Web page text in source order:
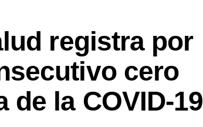
registra por
cero
de la COVID-19